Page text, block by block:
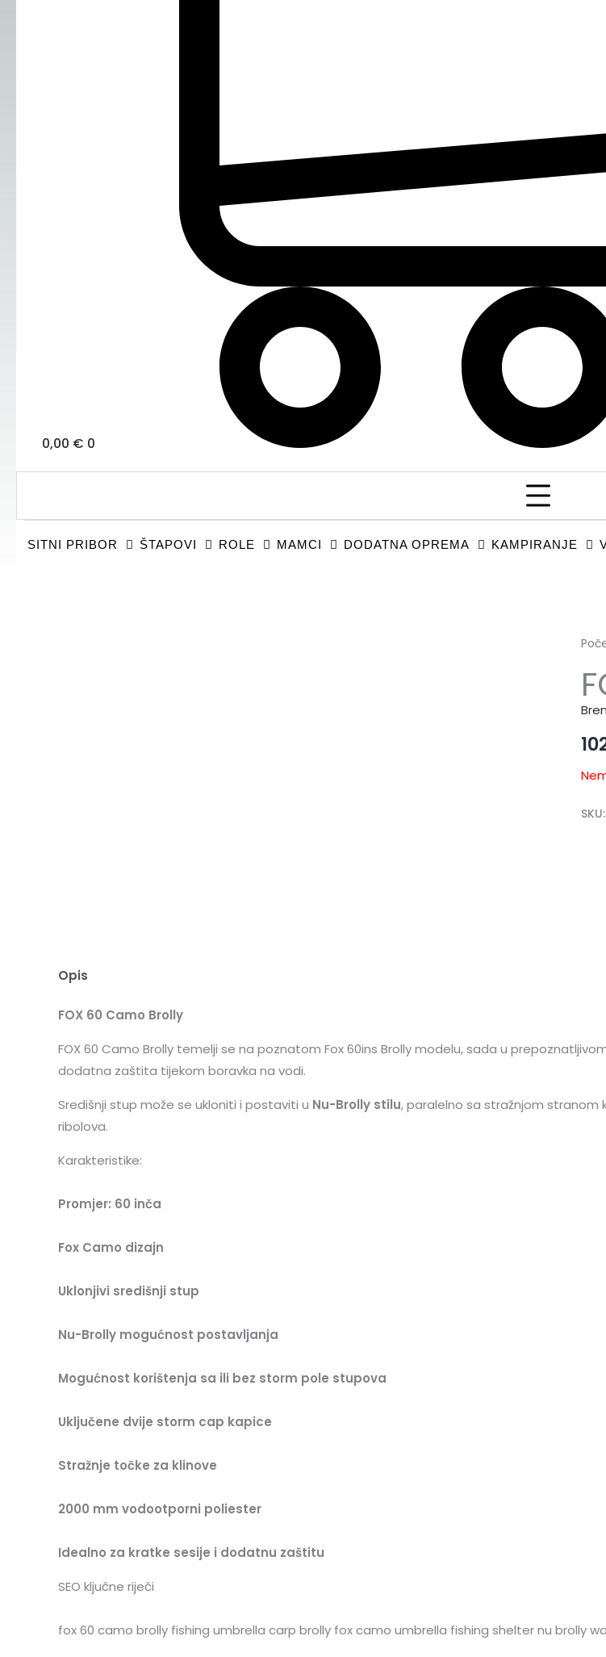
0,00 € 0
SITNI PRIBOR ŠTAPOVI ROLE MAMCI DODATNA OPREMA KAMPIRANJE
SKU:
Opis
FOX 60 Camo Brolly
FOX 60 Camo Brolly temelji se na poznatom Fox 60ins Brolly modelu, sada u
dodatna zaštita tijekom boravka na vodi.
Središnji stup može se ukloniti i postaviti u Nu-Brolly stilu, paralelno sa stražnjom stranom
ribolova.
Karakteristike:
Promjer: 60 inča
Fox Camo dizajn
Uklonjivi središnji stup
Nu-Brolly mogućnost postavljanja
Mogućnost korištenja sa ili bez storm pole stupova
Uključene dvije storm cap kapice
Stražnje točke za klinove
2000 mm vodootporni poliester
Idealno za kratke sesije i dodatnu zaštitu
SEO ključne riječi
fox 60 camo brolly fishing umbrella carp brolly fox camo umbrella fishing shelter nu brolly